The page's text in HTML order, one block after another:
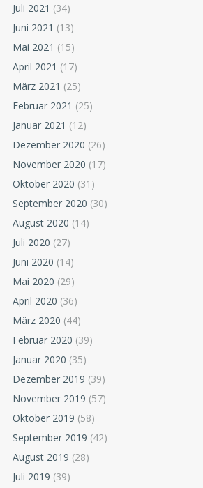
Juli 2021 (34)
Juni 2021 (13)
Mai 2021 (15)
April 2021 (17)
März 2021 (25)
Februar 2021 (25)
Januar 2021 (12)
Dezember 2020 (26)
November 2020 (17)
Oktober 2020 (31)
September 2020 (30)
August 2020 (14)
Juli 2020 (27)
Juni 2020 (14)
Mai 2020 (29)
April 2020 (36)
März 2020 (44)
Februar 2020 (39)
Januar 2020 (35)
Dezember 2019 (39)
November 2019 (57)
Oktober 2019 (58)
September 2019 (42)
August 2019 (28)
Juli 2019 (39)